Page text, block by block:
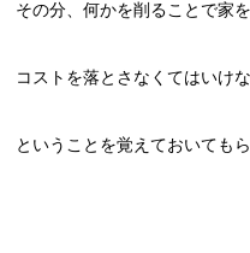
その分、何かを削ることで家
コストを落とさなくてはいけ
ということを覚えておいても